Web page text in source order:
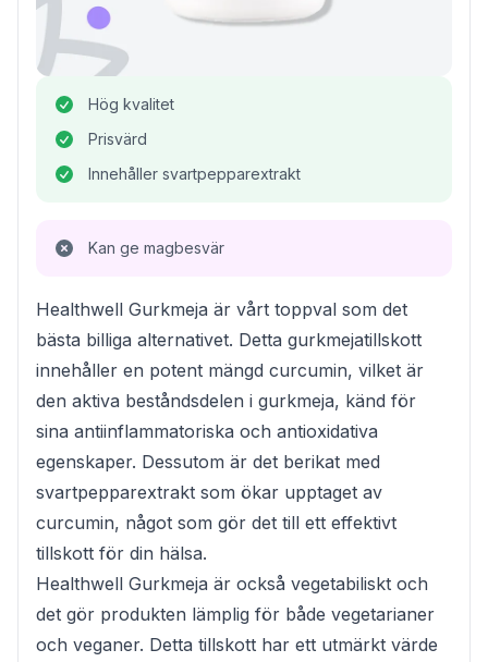
Hög kvalitet
Prisvärd
Innehåller svartpepparextrakt
Kan ge magbesvär
Healthwell Gurkmeja är vårt toppval som det
bästa billiga alternativet. Detta gurkmejatillskott
innehåller en potent mängd curcumin, vilket är
den aktiva beståndsdelen i gurkmeja, känd för
sina antiinflammatoriska och antioxidativa
egenskaper. Dessutom är det berikat med
svartpepparextrakt som ökar upptaget av
curcumin, något som gör det till ett effektivt
tillskott för din hälsa.
Healthwell Gurkmeja är också vegetabiliskt och
det gör produkten lämplig för både vegetarianer
och veganer. Detta tillskott har ett utmärkt värde